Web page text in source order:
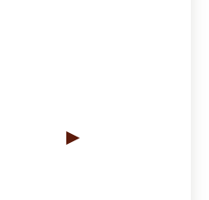
►